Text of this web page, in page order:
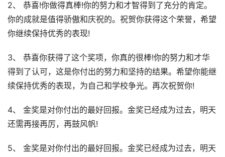
2、 恭喜!你做得真棒!你的努力和才智得到了充分的肯定。
你的成就是值得骄傲和庆祝的。祝贺你获得这个荣誉，希望
你继续保持优秀的表现!
3、 恭喜你获得了这个奖项，你真的很棒!你的努力和才华
得到了认可，这是你付出的努力和坚持的结果。希望你能继
续保持优秀的表现，为自己和学校争光。再次祝贺你!
4、 金奖是对你付出的最好回报。金奖已经成为过去，明天
还需再接再厉，再鼓风帆!
5、 金奖是对你付出的最好回报。金奖已经成为过去，明天